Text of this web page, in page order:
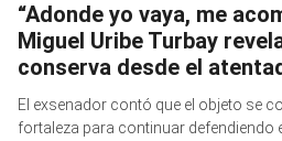
“Adonde yo vaya, me
Miguel Uribe Turbay
conserva desde el
El exsenador contó que el objeto se
fortaleza para continuar defendiendo